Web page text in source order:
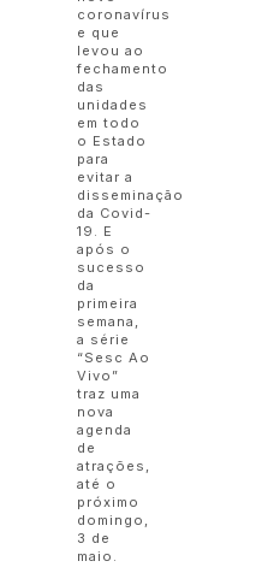
coronavírus
e que
levou ao
fechamento
das
unidades
em todo
o Estado
para
evitar a
disseminação
da Covid-
19. E
após o
sucesso
da
primeira
semana,
a série
“Sesc Ao
Vivo”
traz uma
nova
agenda
de
atrações,
até o
próximo
domingo,
3 de
maio.